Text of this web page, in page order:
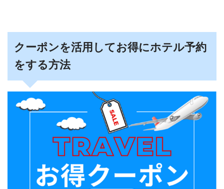
クーポンを活用してお得にホテル予約
をする方法